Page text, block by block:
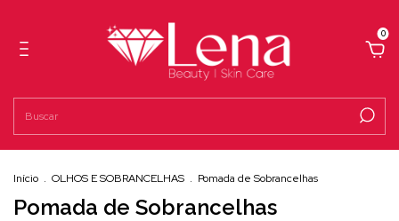
0
Início . OLHOS E SOBRANCELHAS . Pomada de Sobrancelhas
Pomada de Sobrancelhas